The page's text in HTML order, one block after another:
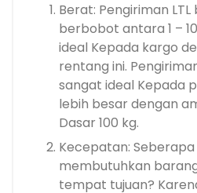
Berat: Pengiriman LTL
berbobot antara 1 –
ideal Kepada kargo
rentang ini.
sangat ideal Kepada
lebih besar dengan
Dasar 100 kg.
Kecepatan:
membutuhkan
tempat tujuan?